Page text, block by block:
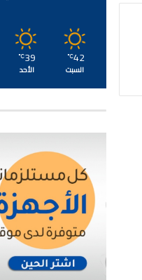
42
℃
السبت
39
℃
الأحد